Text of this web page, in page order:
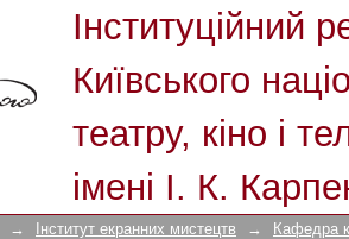
Інституційний
Київського
театру, кіно і
імені І. К.
→ Інститут екранних мистецтв → Кафедра